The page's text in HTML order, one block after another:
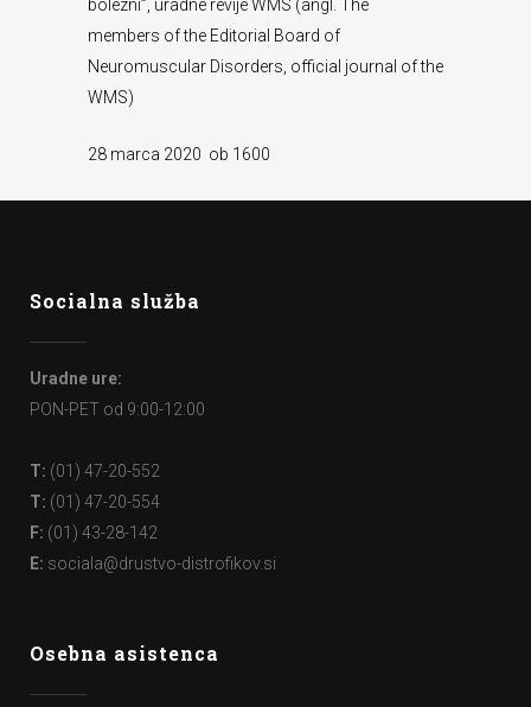
bolezni”, uradne revije WMS (angl. The
members of the Editorial Board of
Neuromuscular Disorders, official journal of the
WMS)
28 marca 2020 ob 1600
Socialna služba
Uradne ure:
PON-PET od 9:00-12:00
T: (01) 47-20-552
T: (01) 47-20-554
F: (01) 43-28-142
E: sociala@drustvo-distrofikov.si
Osebna asistenca